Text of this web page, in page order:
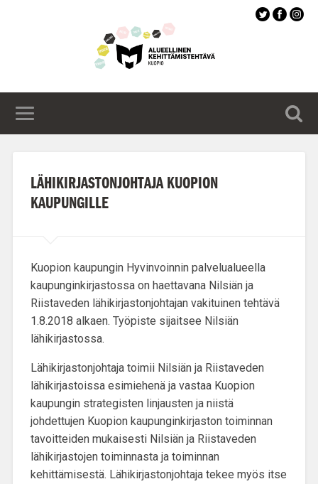
LÄHIKIRJASTONJOHTAJA KUOPION
KAUPUNGILLE
Kuopion kaupungin Hyvinvoinnin palvelualueella
kaupunginkirjastossa on haettavana Nilsiän ja
Riistaveden lähikirjastonjohtajanvakituinen tehtävä
1.8.2018 alkaen. Työpiste sijaitsee Nilsiän
lähikirjastossa.
Lähikirjastonjohtaja toimii Nilsiän ja Riistaveden
lähikirjastoissa esimiehenä ja vastaa Kuopion
kaupungin strategisten linjausten ja niistä
johdettujen Kuopion kaupunginkirjaston toiminnan
tavoitteiden mukaisesti Nilsiän ja Riistaveden
lähikirjastojen toiminnasta ja toiminnan
kehittämisestä. Lähikirjastonjohtaja tekee myös itse